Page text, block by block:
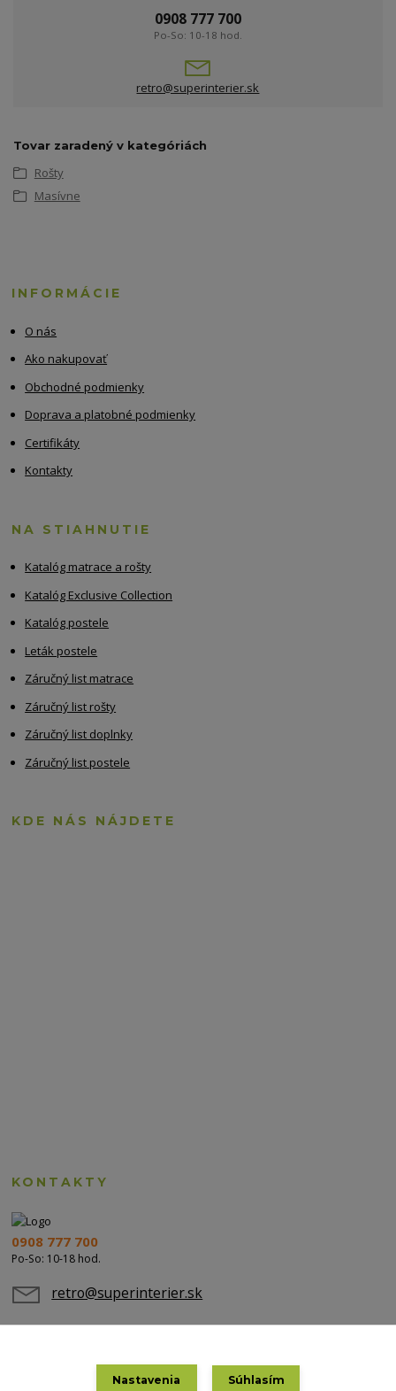
0908 777 700
Po-So: 10-18 hod.
retro@superinterier.sk
Tovar zaradený v kategóriách
Rošty
Masívne
INFORMÁCIE
O nás
Ako nakupovať
Obchodné podmienky
Doprava a platobné podmienky
Certifikáty
Kontakty
NA STIAHNUTIE
Katalóg matrace a rošty
Katalóg Exclusive Collection
Katalóg postele
Leták postele
Záručný list matrace
Záručný list rošty
Záručný list doplnky
Záručný list postele
KDE NÁS NÁJDETE
KONTAKTY
0908 777 700
Po-So: 10-18 hod.
retro@superinterier.sk
Nastavenia Súhlasím